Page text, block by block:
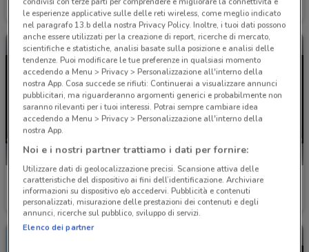
Scade il 31/12 1.1 km Scade il 31/12 1.1 km
Nissan
Scade il 31/12 1.1 km
Nissan
Scade il 31/12
le esperienze applicative sulle delle reti wireless, come meglio indicato
nel paragrafo 13.b della nostra Privacy Policy. Inoltre, i tuoi dati possono
anche essere utilizzati per la creazione di report, ricerche di mercato,
scientifiche e statistiche, analisi basate sulla posizione e analisi delle
tendenze. Puoi modificare le tue preferenze in qualsiasi momento
accedendo a Menu > Privacy > Personalizzazione all'interno della
nostra App. Cosa succede se rifiuti: Continuerai a visualizzare annunci
pubblicitari, ma riguarderanno argomenti generici e probabilmente non
saranno rilevanti per i tuoi interessi. Potrai sempre cambiare idea
accedendo a Menu > Privacy > Personalizzazione all'interno della
nostra App.
Noi e i nostri partner trattiamo i dati per fornire:
Utilizzare dati di geolocalizzazione precisi. Scansione attiva delle
caratteristiche del dispositivo ai fini dell’identificazione. Archiviare
informazioni su dispositivo e/o accedervi. Pubblicità e contenuti
personalizzati, misurazione delle prestazioni dei contenuti e degli
annunci, ricerche sul pubblico, sviluppo di servizi.
Elenco dei partner